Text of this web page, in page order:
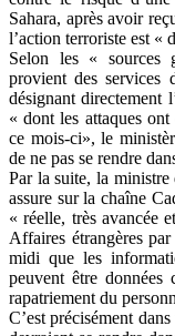
Sahara, après avoir
l’action terroriste est «
Selon les « sources
provient des services
désignant directement
« dont les attaques
ce mois-ci», le
de ne pas se rendre
Par la suite, la
assure sur la chaîne
« réelle, très avancée
Affaires étrangères
midi que les
peuvent être données
rapatriement du
C’est précisément